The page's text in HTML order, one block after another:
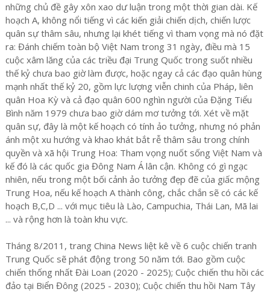
những chủ đề gây xôn xao dư luận trong một thời gian dài. Kế
hoạch A, không nổi tiếng vì các kiến giải chiến dịch, chiến lược
quân sự thâm sâu, nhưng lại khét tiếng vì tham vọng mà nó đặt
ra: Đánh chiếm toàn bộ Việt Nam trong 31 ngày, điều mà 15
cuộc xâm lăng của các triều đại Trung Quốc trong suốt nhiều
thế kỷ chưa bao giờ làm được, hoặc ngay cả các đạo quân hùng
mạnh nhất thế kỷ 20, gồm lực lượng viễn chinh của Pháp, liên
quân Hoa Kỳ và cả đạo quân 600 nghìn người của Đặng Tiểu
Bình năm 1979 chưa bao giờ dám mơ tưởng tới. Xét về mặt
quân sự, đây là một kế hoạch có tính ảo tưởng, nhưng nó phản
ánh một xu hướng và khao khát bắt rễ thâm sâu trong chính
quyền và xã hội Trung Hoa: Tham vọng nuốt sống Việt Nam và
kế đó là các quốc gia Đông Nam Á lân cận. Không có gì ngạc
nhiên, nếu trong một bối cảnh ảo tưởng đẹp đẽ của giấc mộng
Trung Hoa, nếu kế hoạch A thành công, chắc chắn sẽ có các kế
hoạch B,C,D ... với mục tiêu là Lào, Campuchia, Thái Lan, Mã lai
... và rộng hơn là toàn khu vực.
Tháng 8/2011, trang China News liệt kê về 6 cuộc chiến tranh
Trung Quốc sẽ phát động trong 50 năm tới. Bao gồm cuộc
chiến thống nhất Đài Loan (2020 - 2025); Cuộc chiến thu hồi các
đảo tại Biển Đông (2025 - 2030); Cuộc chiến thu hồi Nam Tây